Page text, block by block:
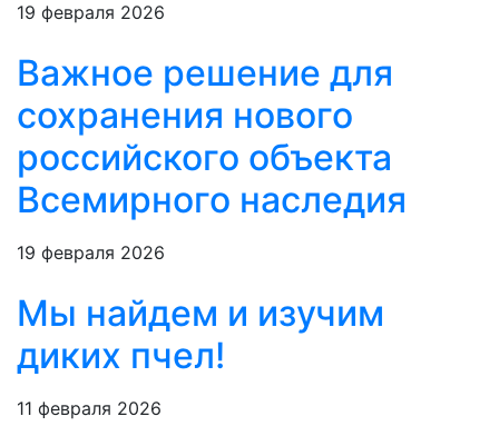
19 февраля 2026
Важное решение для
сохранения нового
российского объекта
Всемирного наследия
19 февраля 2026
Мы найдем и изучим
диких пчел!
11 февраля 2026